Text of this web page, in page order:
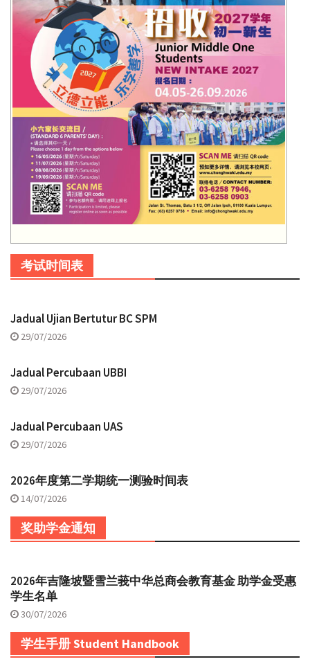
考试时间表
Jadual Ujian Bertutur BC SPM
29/07/2026
Jadual Percubaan UBBI
29/07/2026
Jadual Percubaan UAS
29/07/2026
2026年度第二学期统一测验时间表
14/07/2026
奖助学金通知
2026年吉隆坡暨雪兰莪中华总商会教育基金 助学金受惠
学生名单
30/07/2026
学生手册 Student Handbook